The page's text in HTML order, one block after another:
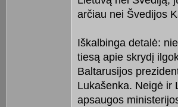
arčiau nei Švedijos
Iškalbinga detalė:
tiesą apie skrydį
Baltarusijos
Lukašenka. Neigė ir
apsaugos